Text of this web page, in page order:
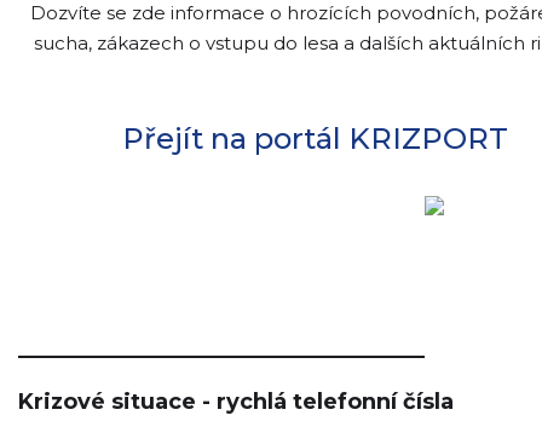
Dozvíte se zde informace o hrozících povodních,
sucha, zákazech o vstupu do lesa a dalších aktuálních
Přejít na portál KRIZPORT
____________________________
Krizové situace - rychlá telefonní čísla